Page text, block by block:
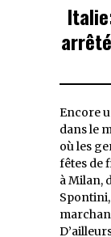
Encore
dans le
où les
fêtes de
à Milan,